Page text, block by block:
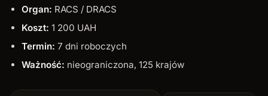
Organ: RACS / DRACS
Koszt: 1 200 UAH
Termin: 7 dni roboczych
Ważność: nieograniczona, 125 krajów